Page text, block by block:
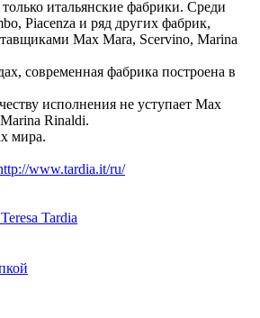
итальянские фабрики. Среди
Piacenza и ряд других фабрик,
Max Mara, Scervino, Marina
современная фабрика построена в
исполнения не уступает Max
Rinaldi.
мира.
www.tardia.it/ru/
Tardia